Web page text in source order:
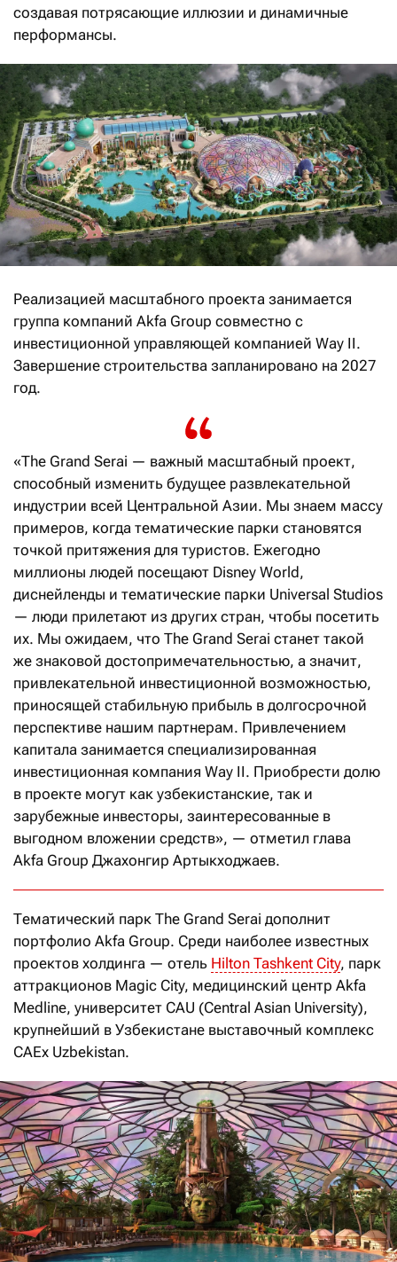
создавая потрясающие иллюзии и динамичные
перформансы.
Реализацией масштабного проекта занимается
группа компаний Akfa Group совместно с
инвестиционной управляющей компанией Way II.
Завершение строительства запланировано на 2027
год.
«The Grand Serai — важный масштабный проект,
способный изменить будущее развлекательной
индустрии всей Центральной Азии. Мы знаем массу
примеров, когда тематические парки становятся
точкой притяжения для туристов. Ежегодно
миллионы людей посещают Disney World,
диснейленды и тематические парки Universal Studios
— люди прилетают из других стран, чтобы посетить
их. Мы ожидаем, что The Grand Serai станет такой
же знаковой достопримечательностью, а значит,
привлекательной инвестиционной возможностью,
приносящей стабильную прибыль в долгосрочной
перспективе нашим партнерам. Привлечением
капитала занимается специализированная
инвестиционная компания Way II. Приобрести долю
в проекте могут как узбекистанские, так и
зарубежные инвесторы, заинтересованные в
выгодном вложении средств», — отметил глава
Akfa Group Джахонгир Артыкходжаев.
Тематический парк The Grand Serai дополнит
портфолио Akfa Group. Среди наиболее известных
проектов холдинга — отель Hilton Tashkent City, парк
аттракционов Magic City, медицинский центр Akfa
Medline, университет CAU (Central Asian University),
крупнейший в Узбекистане выставочный комплекс
CAEx Uzbekistan.